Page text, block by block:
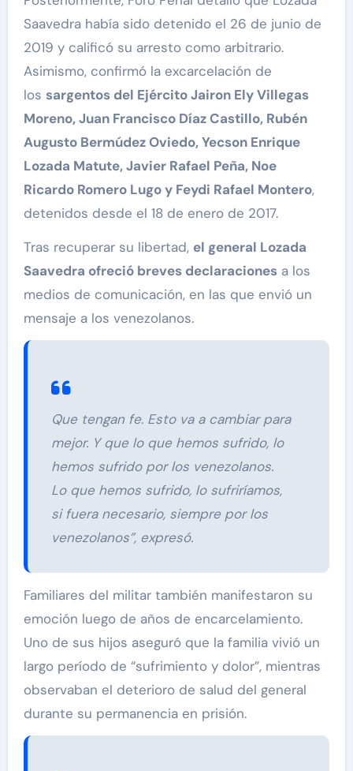
Saavedra había sido detenido el 26 de junio de
2019 y calificó su arresto como arbitrario.
Asimismo, confirmó la excarcelación de
los sargentos del Ejército Jairon Ely Villegas
Moreno, Juan Francisco Díaz Castillo, Rubén
Augusto Bermúdez Oviedo, Yecson Enrique
Lozada Matute, Javier Rafael Peña, Noe
Ricardo Romero Lugo y Feydi Rafael Montero,
detenidos desde el 18 de enero de 2017.
Tras recuperar su libertad, el general Lozada
Saavedra ofreció breves declaracionesa los
medios de comunicación, en las que envió un
mensaje a los venezolanos.
Que tengan fe. Esto va a cambiar para
mejor. Y que lo que hemos sufrido, lo
hemos sufrido por los venezolanos.
Lo que hemos sufrido, lo sufriríamos,
si fuera necesario, siempre por los
venezolanos”, expresó.
Familiares del militar también manifestaron su
emoción luego de años de encarcelamiento.
Uno de sus hijos aseguró que la familia vivió un
largo período de “sufrimiento y dolor”, mientras
observaban el deterioro de salud del general
durante su permanencia en prisión.